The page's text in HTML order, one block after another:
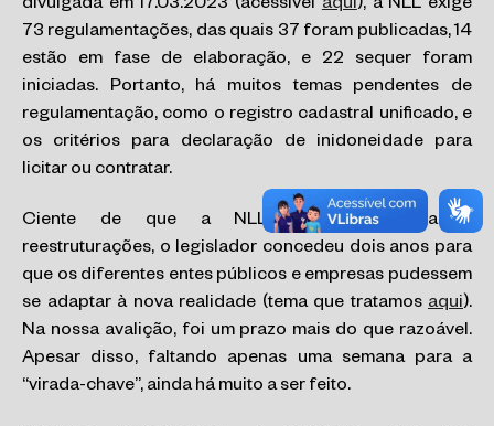
divulgada em 17.03.2023 (acessívelaqui), a NLL exige
73 regulamentações, das quais 37 foram publicadas, 14
estão em fase de elaboração, e 22 sequer foram
iniciadas. Portanto, há muitos temas pendentes de
regulamentação, como o registro cadastral unificado, e
os critérios para declaração de inidoneidade para
licitar ou contratar.
Ciente de que a NLL exigiria importantes
reestruturações, o legislador concedeu dois anos para
que os diferentes entes públicos e empresas pudessem
se adaptar à nova realidade (tema que tratamos aqui).
Na nossa avalição, foi um prazo mais do que razoável.
Apesar disso, faltando apenas uma semana para a
“virada-chave”, ainda há muito a ser feito.